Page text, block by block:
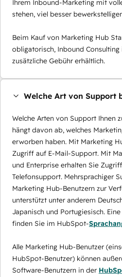
Ihrem Inbound-Marketing mit
stehen, viel besser
Beim Kauf von Marketing Hub
obligatorisch, Inbound
zusätzliche Gebühr erhältlich.
Welche Art von Support
Welche Arten von Support Ihnen
hängt davon ab, welches
erworben haben. Mit Marketing
Zugriff auf E-Mail-Support. Mit
und Enterprise erhalten Sie
Telefonsupport. Mehrsprachiger
Marketing Hub-Benutzern zur
unterstützt unter anderem
Japanisch und Portugiesisch.
finden Sie im HubSpot-
Alle Marketing Hub-Benutzer
HubSpot-Benutzer) können
Software-Benutzern in der